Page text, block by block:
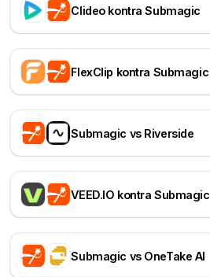
Clideo kontra Submagic
FlexClip kontra Submagic
Submagic vs Riverside
VEED.IO kontra Submagic
Submagic vs OneTake AI